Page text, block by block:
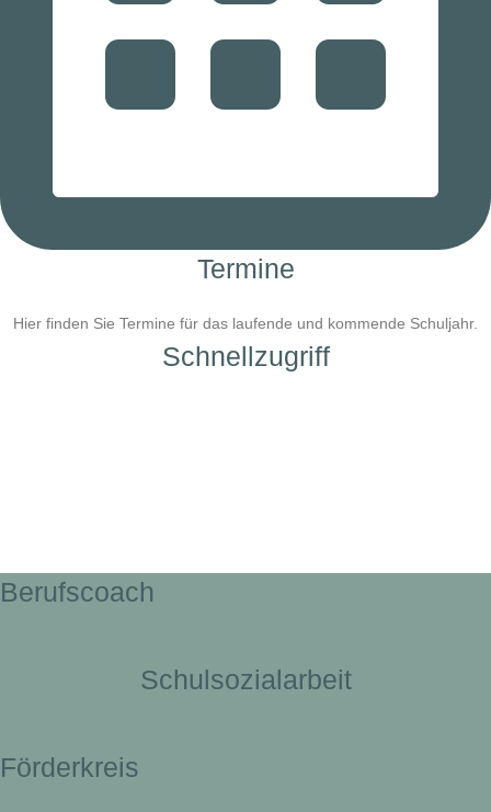
Termine
Hier finden Sie Termine für das laufende und kommende Schuljahr.
Schnellzugriff
Berufscoach
Schulsozialarbeit
Förderkreis